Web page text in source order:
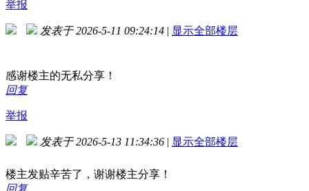
举报
发表于 2026-5-11 09:24:14 | 显示全部楼层
感谢楼主的无私分享！
回复
举报
发表于 2026-5-13 11:34:36 | 显示全部楼层
楼主发贴辛苦了，谢谢楼主分享！
回复